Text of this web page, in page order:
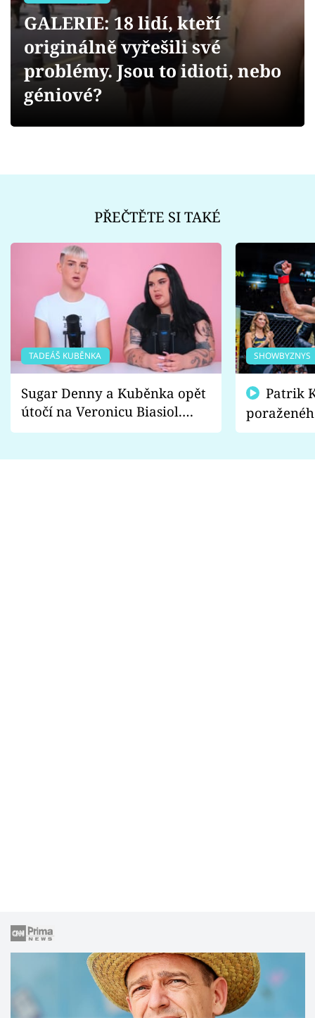
Videa
Sledujte prima+
GALERIE: 18 lidí, kteří
originálně vyřešili své
problémy. Jsou to idioti, nebo
géniové?
PŘEČTĚTE SI TAKÉ
TADEÁŠ KUBĚNKA
Sugar Denny a Kuběnka opět
útočí na Veronicu Biasiol.
Proč je podle nich falešná a
SHOWBYZNYS
fanoušci